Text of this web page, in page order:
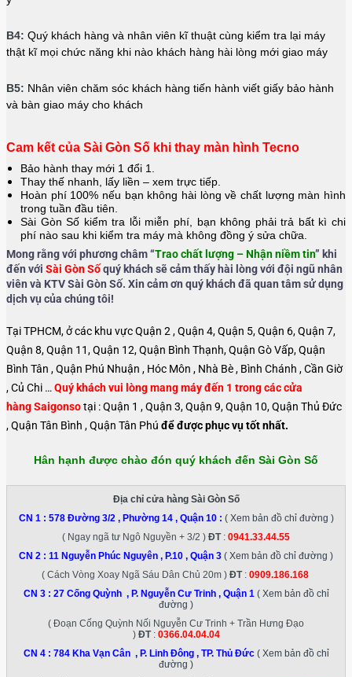
B4: Quý khách hàng và nhân viên kĩ thuật cùng kiểm tra lại máy
thật kĩ mọi chức năng khi nào khách hàng hài lòng mới giao máy
B5: Nhân viên chăm sóc khách hàng tiến hành viết giấy bảo hành
và bàn giao máy cho khách
Cam kết của Sài Gòn Số khi thay màn hình Tecno
Bảo hành thay mới 1 đổi 1.
Thay thế nhanh, lấy liền – xem trực tiếp.
Hoàn phí 100% nếu bạn không hài lòng về chất lượng màn hình
trong tuần đầu tiên.
Sài Gòn Số kiểm tra lỗi miễn phí, bạn không phải trả bất kì chi
phí nào sau khi kiểm tra máy mà không đồng ý sửa chữa.
Mong rằng với phương châm “Trao chất lượng – Nhận niềm tin” khi
đến với Sài Gòn Sốquý khách sẽ cảm thấy hài lòng với đội ngũ nhân
viên và KTV Sài Gòn Số. Xin cảm ơn quý khách đã quan tâm sử dụng
dịch vụ của chúng tôi!
Tại TPHCM, ở các khu vực Quận 2 , Quận 4, Quận 5, Quận 6, Quận 7,
Quận 8, Quận 11, Quận 12, Quận Bình Thạnh, Quận Gò Vấp, Quận
Bình Tân , Quận Phú Nhuận , Hóc Môn , Nhà Bè , Bình Chánh , Cần Giờ
, Củ Chi …Quý khách vui lòng mang máy đến 1 trong các cửa
hàng Saigonsotại : Quận 1 , Quận 3, Quận 9, Quận 10, Quận Thủ Đức
, Quận Tân Bình , Quận Tân Phú để được phục vụ tốt nhất.
Hân hạnh được chào đón quý khách đến Sài Gòn Số
Địa chỉ cửa hàng Sài Gòn Số
CN 1 : 578 Đường 3/2 , Phường 14 , Quận 10: ( Xem bản đồ chỉ đường )
( Ngay ngã tư Ngô Nguyền + 3/2 ) ĐT: 0941.33.44.55
CN 2 : 11 Nguyễn Phúc Nguyên , P.10 , Quận 3 ( Xem bản đồ chỉ đường )
( Cách Vòng Xoay Ngã Sáu Dân Chủ 20m ) ĐT: 0909.186.168
CN 3 : 27 Cống Quỳnh , P. Nguyễn Cư Trinh , Quận 1 ( Xem bản đồ chỉ
đường )
( Đoạn Cống Quỳnh Nối Nguyễn Cư Trinh + Trần Hưng Đạo
) ĐT: 0366.04.04.04
CN 4 : 784 Kha Vạn Cân , P. Linh Đông , TP. Thủ Đức( Xem bản đồ chỉ
đường )